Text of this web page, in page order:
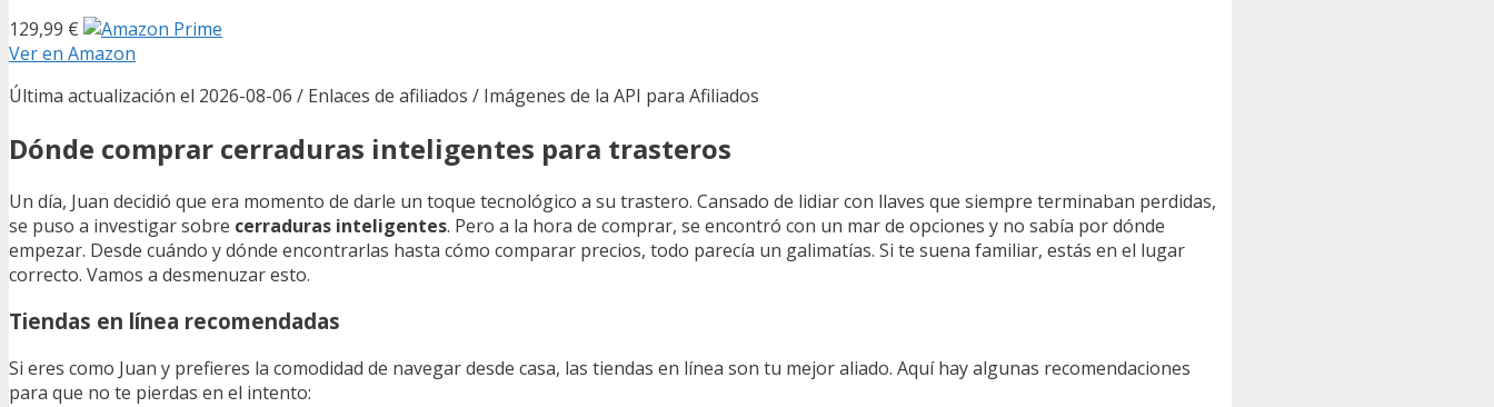
129,99 €
Ver en Amazon
Última actualización el 2026-08-06 / Enlaces de afiliados / Imágenes de la API para Afiliados
Dónde comprar cerraduras inteligentes para trasteros
Un día, Juan decidió que era momento de darle un toque tecnológico a su trastero. Cansado de lidiar con llaves que siempre terminaban perdidas,
se puso a investigar sobre cerraduras inteligentes. Pero a la hora de comprar, se encontró con un mar de opciones y no sabía por dónde
empezar. Desde cuándo y dónde encontrarlas hasta cómo comparar precios, todo parecía un galimatías. Si te suena familiar, estás en el lugar
correcto. Vamos a desmenuzar esto.
Tiendas en línea recomendadas
Si eres como Juan y prefieres la comodidad de navegar desde casa, las tiendas en línea son tu mejor aliado. Aquí hay algunas recomendaciones
para que no te pierdas en el intento: